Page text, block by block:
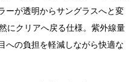
ーが透明からサングラスへと変
にクリアへ戻る仕様。紫外線量
への負担を軽減しながら快適な